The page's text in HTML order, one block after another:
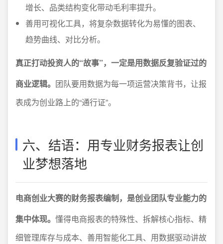
增长、品类结构变化带动毛利率提升。
善用可视化工具，将复杂数据转化为易懂的图表、
趋势曲线、对比分析。
真正打动投资人的“故事”，一定是用数据反复验证过的
商业逻辑。 团队要用数据为每一项运营决策背书，让报
表成为创业路上的“通行证”。
六、结语：用专业财务报表让创
业梦想落地
电商创业大赛的财务报表编制，是创业团队专业能力的
集中体现。 懂得电商报表的特殊性、拆解核心指标、精
细管理库存与成本、善用智能化工具、用数据驱动讲故